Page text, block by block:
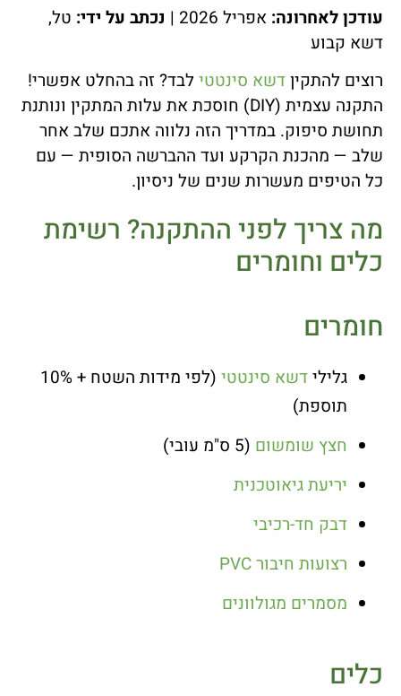
עודכן לאחרונה: אפריל 2026 | נכתב על ידי: טל,
דשא קבוע
רוצים להתקיןדשא סינטטי לבד? זה בהחלט אפשרי!
התקנה עצמית (DIY) חוסכת את עלות המתקין ונותנת
תחושת סיפוק. במדריך הזה נלווה אתכם שלב אחר
שלב — מהכנת הקרקע ועד ההברשה הסופית — עם
כל הטיפים מעשרות שנים של ניסיון.
מה צריך לפני ההתקנה? רשימת
כלים וחומרים
חומרים
גלילידשא סינטטי
(לפי מידות השטח + 10%
תוספת)
חצץ שומשום (5 ס"מ עובי)
יריעת גיאוטכנית
דבק חד-רכיבי
רצועות חיבור PVC
מסמרים מגולוונים
כלים